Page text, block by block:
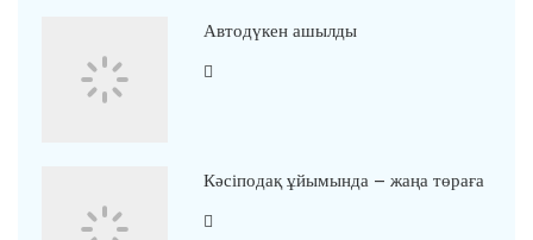
Автодүкен ашылды
Кәсіподақ ұйымында – жаңа төраға